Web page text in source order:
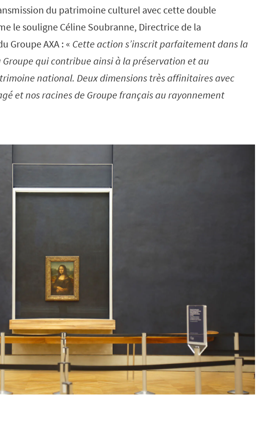
du patrimoine culturel avec cette double
le souligne Céline Soubranne, Directrice de la
Groupe AXA : « Cette action s’inscrit parfaitement dans la
qui contribue ainsi à la préservation et au
national. Deux dimensions très affinitaires avec
et nos racines de Groupe français au rayonnement